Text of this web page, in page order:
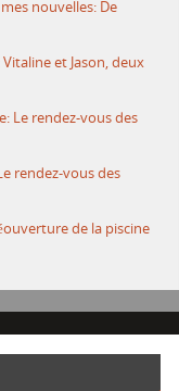
nouvelles: De
et Jason, deux
Le rendez-vous des
rendez-vous des
de la piscine